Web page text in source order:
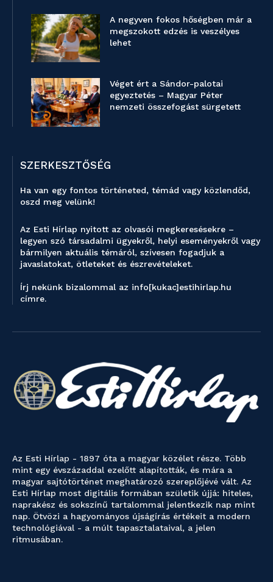
A negyven fokos hőségben már a
megszokott edzés is veszélyes
lehet
Véget ért a Sándor-palotai
egyeztetés – Magyar Péter
nemzeti összefogást sürgetett
SZERKESZTŐSÉG
Ha van egy fontos történeted, témád vagy közlendőd,
oszd meg velünk!
Az Esti Hírlap nyitott az olvasói megkeresésekre –
legyen szó társadalmi ügyekről, helyi eseményekről vagy
bármilyen aktuális témáról, szívesen fogadjuk a
javaslatokat, ötleteket és észrevételeket.
Írj nekünk bizalommal az info[kukac]estihirlap.hu
címre.
Az Esti Hírlap - 1897 óta a magyar közélet része. Több
mint egy évszázaddal ezelőtt alapították, és mára a
magyar sajtótörténet meghatározó szereplőjévé vált. Az
Esti Hírlap most digitális formában születik újjá: hiteles,
naprakész és sokszínű tartalommal jelentkezik nap mint
nap. Ötvözi a hagyományos újságírás értékeit a modern
technológiával - a múlt tapasztalataival, a jelen
ritmusában.